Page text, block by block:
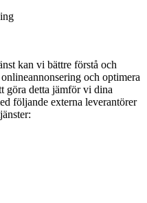
kan vi bättre förstå och
och optimera
göra detta jämför vi dina
följande externa leverantörer